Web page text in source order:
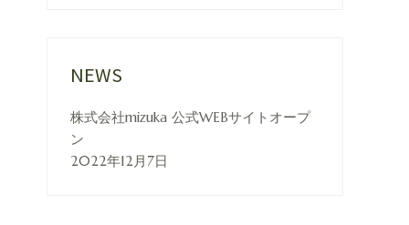
NEWS
株式会社mizuka 公式WEBサイトオープ
ン
2022年12月7日